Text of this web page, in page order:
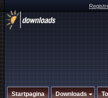
Startpagina Downloads